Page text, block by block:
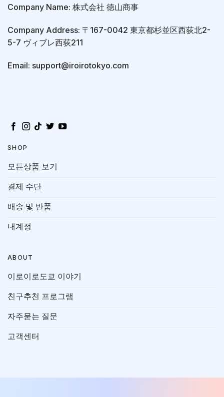
Company Name: 株式会社 徳山商事
Company Address: 〒167-0042 東京都杉並区西荻北2-
5-7 ヴィブレ西荻211
Email: support@iroirotokyo.com
SHOP
모든상품 보기
결제 수단
배송 및 반품
내계정
ABOUT
이로이로도쿄 이야기
친구추천 프로그램
자주묻는 질문
고객센터